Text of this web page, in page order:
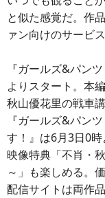
と似た感覚だ。作
ァン向けのサービ
『ガールズ&パン
よりスタート。本
秋山優花里の戦車
『ガールズ&パン
す！』は6月3日0
映像特典「不肖・
～」も楽しめる。
配信サイトは両作